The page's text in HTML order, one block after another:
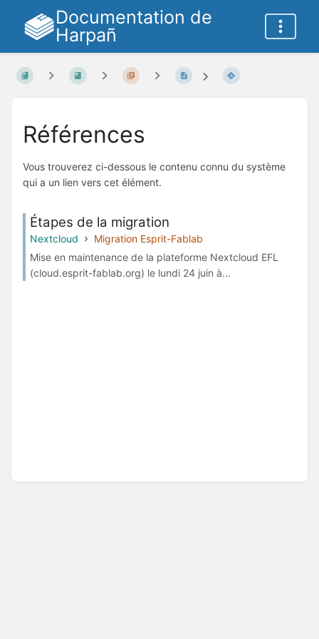
Documentation de
Harpañ
Références
Vous trouverez ci-dessous le contenu connu du système
qui a un lien vers cet élément.
Étapes de la migration
Nextcloud
Migration Esprit-Fablab
Mise en maintenance de la plateforme Nextcloud EFL
(cloud.esprit-fablab.org) le lundi 24 juin à...